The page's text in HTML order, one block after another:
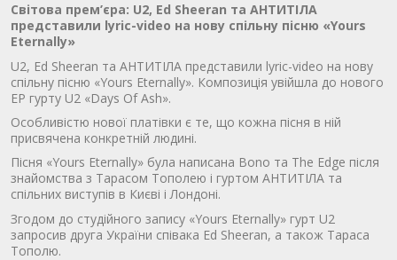
Світова прем’єра: U2, Ed Sheeran та АНТИТІЛА
представили lyric-video на нову спільну пісню «Yours
Eternally»
U2, Ed Sheeran та АНТИТІЛА представили lyric-video на нову
спільну пісню «Yours Eternally». Композиція увійшла до нового
EP гурту U2 «Days Of Ash».
Особливістю нової платівки є те, що кожна пісня в ній
присвячена конкретній людині.
Пісня «Yours Eternally» була написана Bono та The Edge після
знайомства з Тарасом Тополею і гуртом АНТИТІЛА та
спільних виступів в Києві і Лондоні.
Згодом до студійного запису «Yours Eternally» гурт U2
запросив друга України співака Ed Sheeran, а також Тараса
Тополю.